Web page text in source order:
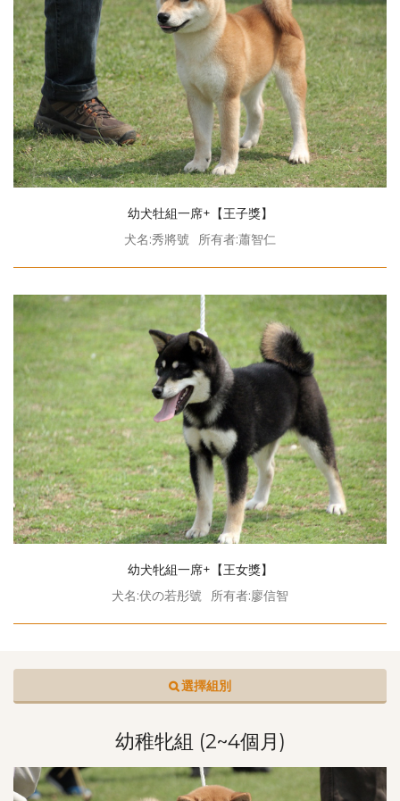
幼犬牡組一席+【王子獎】
犬名:秀將號 所有者:蕭智仁
幼犬牝組一席+【王女獎】
犬名:伏の若彤號 所有者:廖信智
選擇組別
幼稚牝組 (2~4個月)